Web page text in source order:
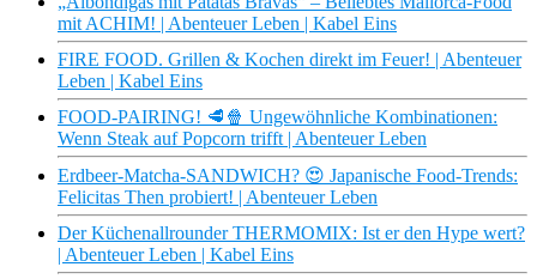
mit ACHIM! | Abenteuer Leben | Kabel Eins
FIRE FOOD. Grillen & Kochen direkt im Feuer! | Abenteuer
Leben | Kabel Eins
FOOD-PAIRING! 🥩🍿 Ungewöhnliche Kombinationen:
Wenn Steak auf Popcorn trifft | Abenteuer Leben
Erdbeer-Matcha-SANDWICH? 😍 Japanische Food-Trends:
Felicitas Then probiert! | Abenteuer Leben
Der Küchenallrounder THERMOMIX: Ist er den Hype wert?
| Abenteuer Leben | Kabel Eins